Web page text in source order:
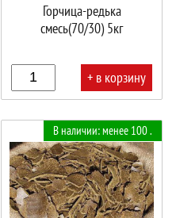
Горчица-редька
смесь(70/30) 5кг
+ в корзину
корзине!
В наличии: менее 100 .